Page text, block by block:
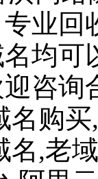
业回
均可
咨询
名购
名,老